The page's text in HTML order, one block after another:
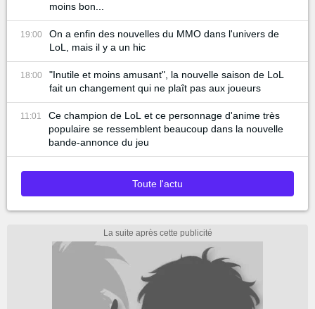
moins bon...
19:00
On a enfin des nouvelles du MMO dans l'univers de
LoL, mais il y a un hic
18:00
"Inutile et moins amusant", la nouvelle saison de LoL
fait un changement qui ne plaît pas aux joueurs
11:01
Ce champion de LoL et ce personnage d'anime très
populaire se ressemblent beaucoup dans la nouvelle
bande-annonce du jeu
Toute l'actu